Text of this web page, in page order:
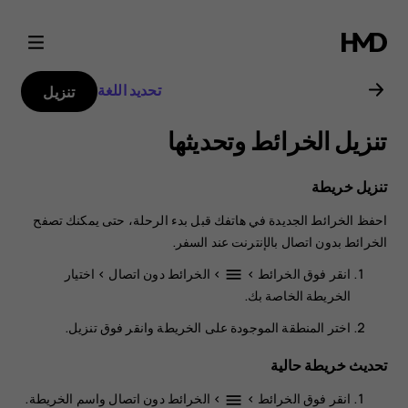
دليل
مستخدم
هاتف
Nokia
8.1
تحديد اللغة تنزيل
تنزيل الخرائط وتحديثها
تنزيل خريطة
احفظ الخرائط الجديدة في هاتفك قبل بدء الرحلة، حتى يمكنك تصفح
الخرائط بدون اتصال بالإنترنت عند السفر.
انقر فوق الخرائط >
menu
> ‏‏الخرائط دون اتصال > اختيار
الخريطة الخاصة بك.
اختر المنطقة الموجودة على الخريطة وانقر فوقتنزيل.
تحديث خريطة حالية
انقر فوق الخرائط >
menu
> الخرائط دون اتصال واسم الخريطة.